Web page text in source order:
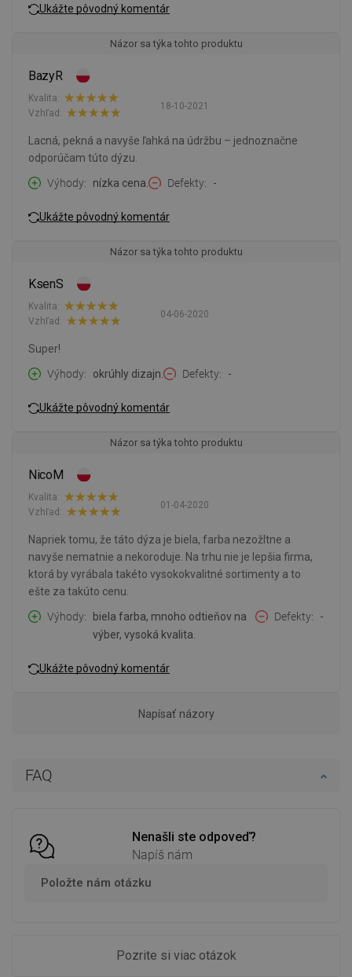
FAQ
Nenašli ste odpoveď?
Napíš nám
Položte nám otázku
Pozrite si viac otázok
Ukážte pôvodný komentár
Názor sa týka tohto produktu
BazyR
18-10-2021
Kvalita:
Vzhľad:
Lacná, pekná a navyše ľahká na údržbu – jednoznačne
odporúčam túto dýzu.
Výhody
nízka cena. Defekty -
Ukážte pôvodný komentár
Názor sa týka tohto produktu
KsenS
04-06-2020
Kvalita:
Vzhľad:
Super!
Výhody
okrúhly dizajn. Defekty -
Ukážte pôvodný komentár
Názor sa týka tohto produktu
NicoM
01-04-2020
Kvalita:
Vzhľad:
Napriek tomu, že táto dýza je biela, farba nezožltne a
navyše nematnie a nekoroduje. Na trhu nie je lepšia firma,
ktorá by vyrábala takéto vysokokvalitné sortimenty a to
ešte za takúto cenu.
Výhody
biela farba, mnoho odtieňov na
výber, vysoká kvalita.
Defekty -
Ukážte pôvodný komentár
Napísať názory